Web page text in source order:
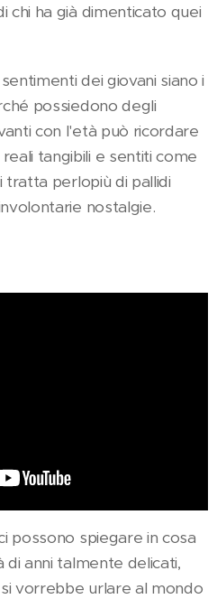
chi ha già dimenticato quei
dei giovani siano i
possiedono degli
con l'età può ricordare
tangibili e sentiti come
tratta perlopiù di pallidi
nostalgie.
possono spiegare in cosa
di anni talmente delicati,
vorrebbe urlare al mondo